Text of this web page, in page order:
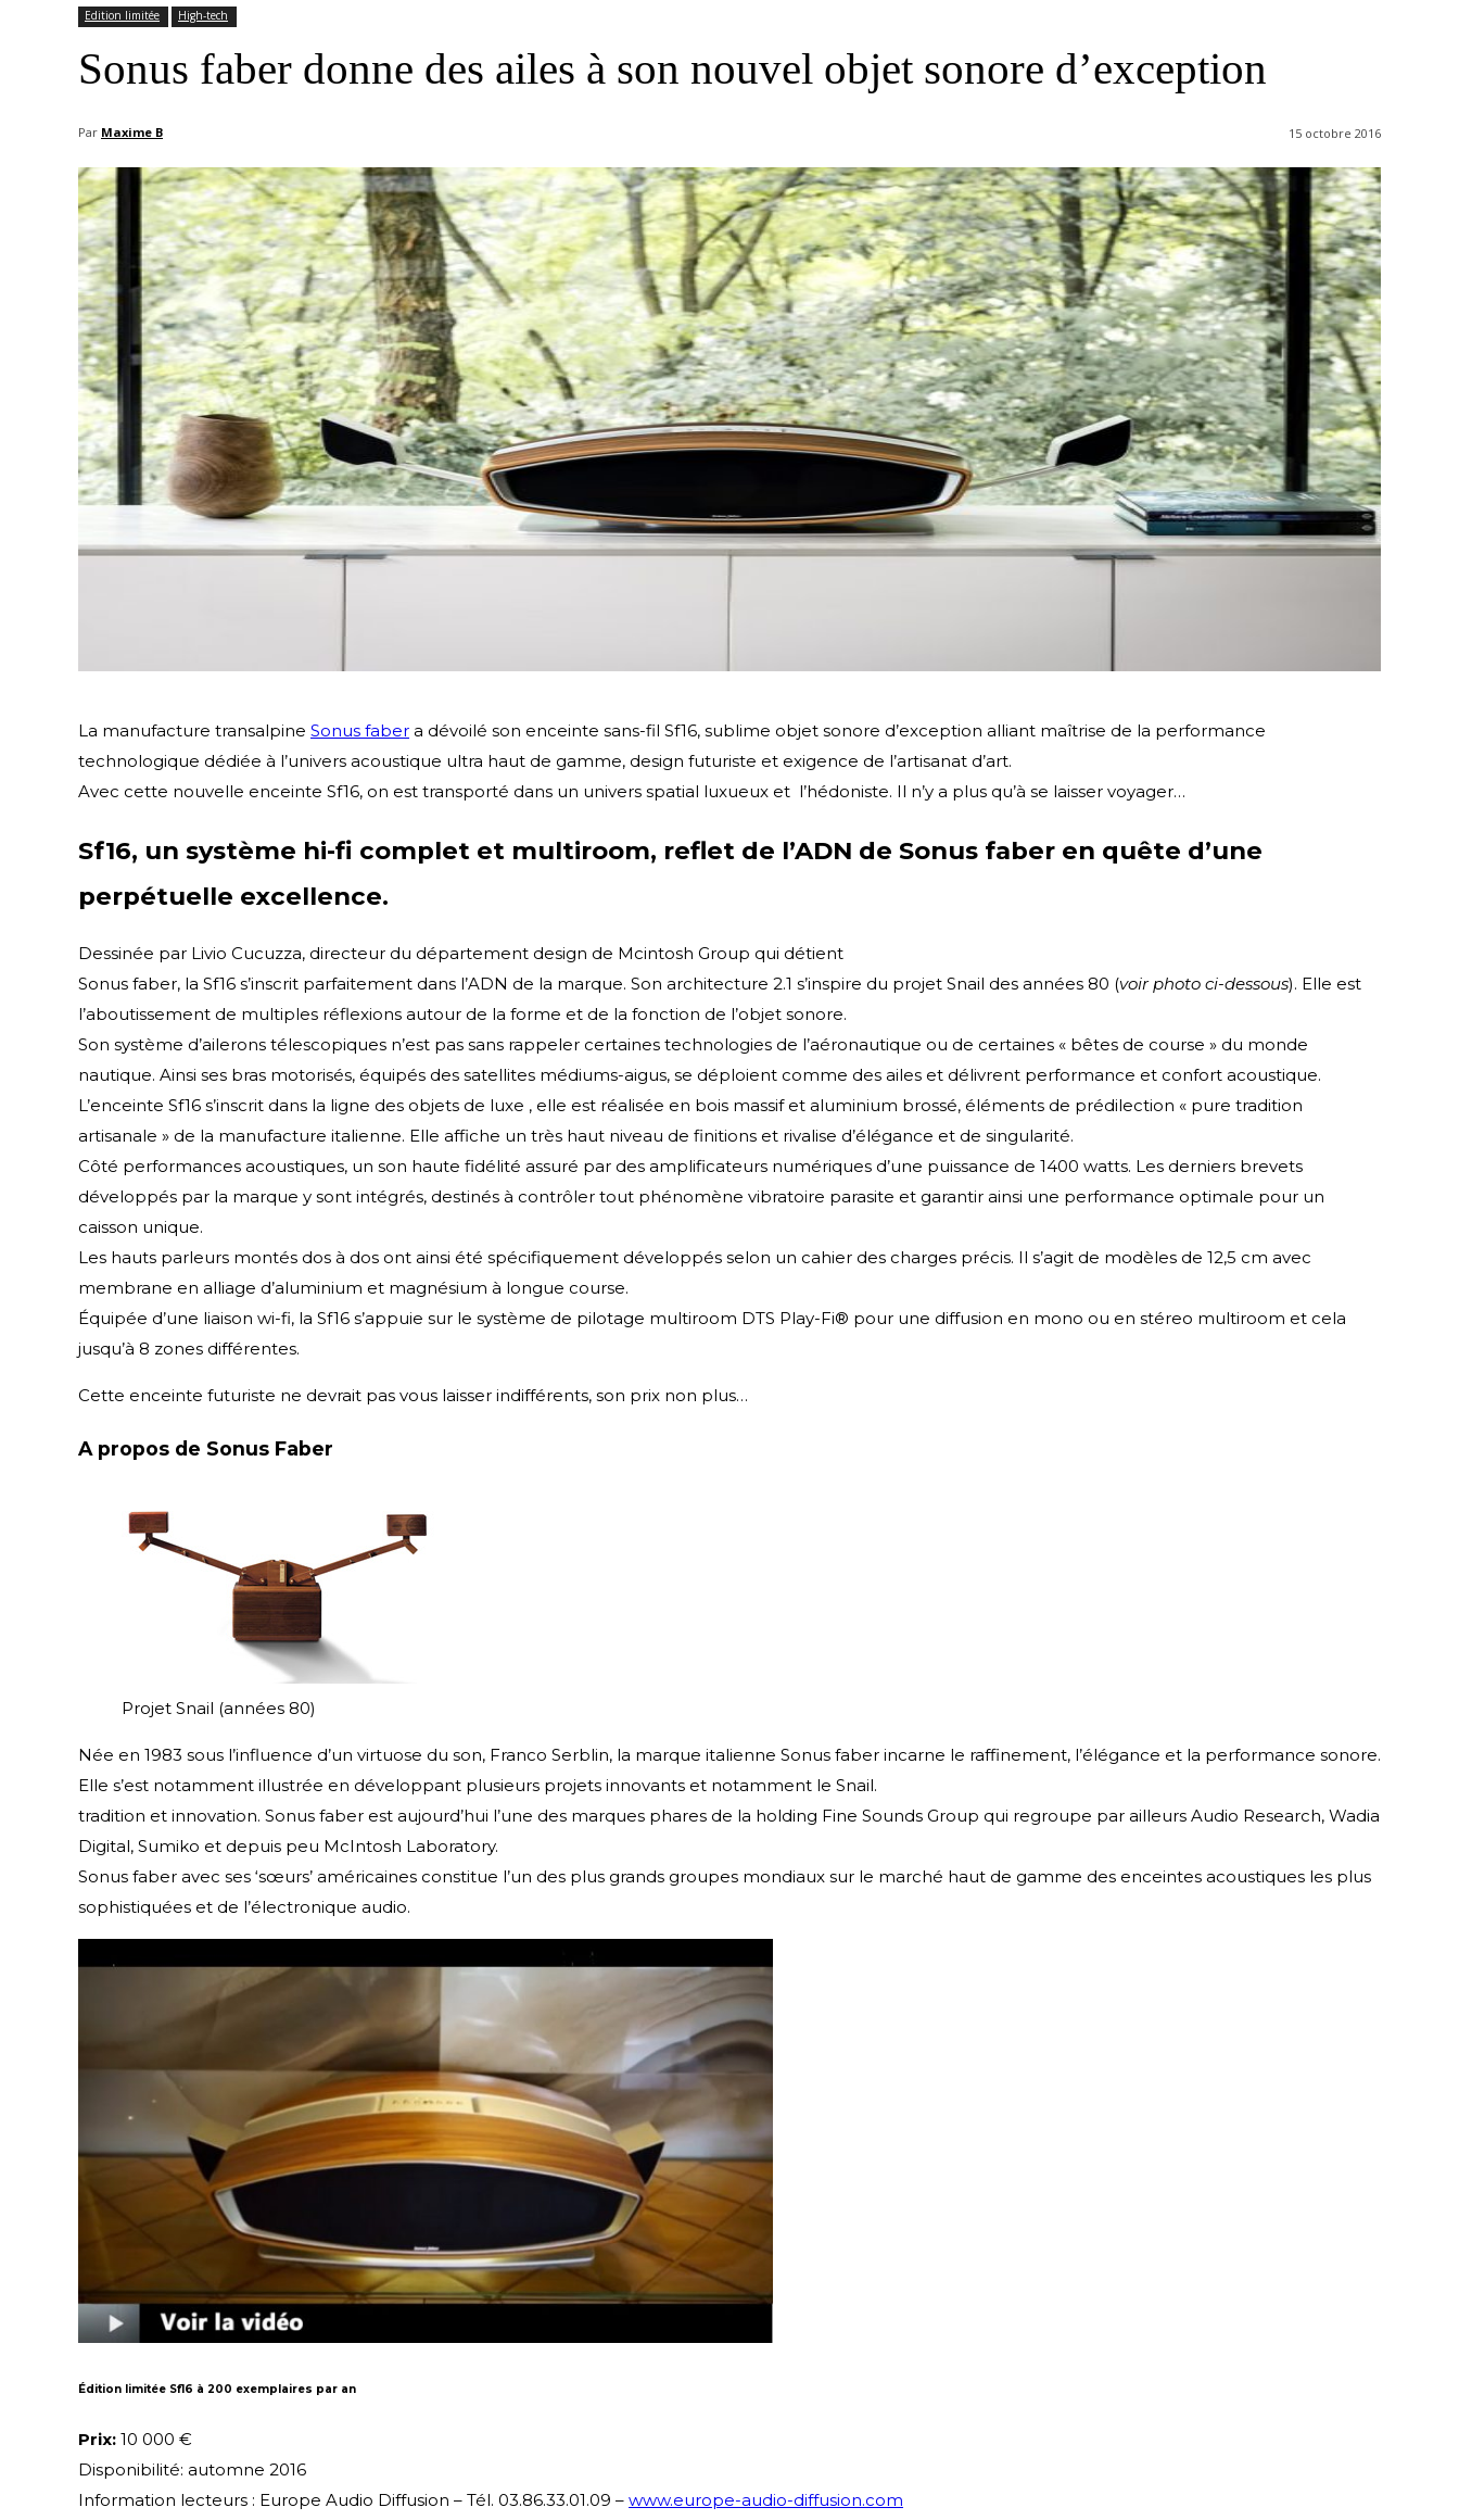
Edition limitée High-tech
Sonus faber donne des ailes à son nouvel objet sonore d’exception
Par Maxime B 15 octobre 2016
La manufacture transalpine Sonus faber a dévoilé son enceinte sans-fil Sf16, sublime objet sonore d’exception alliant maîtrise de la performance
technologique dédiée à l’univers acoustique ultra haut de gamme, design futuriste et exigence de l’artisanat d’art.
Avec cette nouvelle enceinte Sf16, on est transporté dans un univers spatial luxueux et l’hédoniste. Il n’y a plus qu’à se laisser voyager…
Sf16, un système hi-fi complet et multiroom, reflet de l’ADN de Sonus faber en quête d’une
perpétuelle excellence.
Dessinée par Livio Cucuzza, directeur du département design de Mcintosh Group qui détient
Sonus faber, la Sf16 s’inscrit parfaitement dans l’ADN de la marque. Son architecture 2.1 s’inspire du projet Snail des années 80 (voir photo ci-dessous). Elle est
l’aboutissement de multiples réflexions autour de la forme et de la fonction de l’objet sonore.
Son système d’ailerons télescopiques n’est pas sans rappeler certaines technologies de l’aéronautique ou de certaines « bêtes de course » du monde
nautique. Ainsi ses bras motorisés, équipés des satellites médiums-aigus, se déploient comme des ailes et délivrent performance et confort acoustique.
L’enceinte Sf16 s’inscrit dans la ligne des objets de luxe , elle est réalisée en bois massif et aluminium brossé, éléments de prédilection « pure tradition
artisanale » de la manufacture italienne. Elle affiche un très haut niveau de finitions et rivalise d’élégance et de singularité.
Côté performances acoustiques, un son haute fidélité assuré par des amplificateurs numériques d’une puissance de 1400 watts. Les derniers brevets
développés par la marque y sont intégrés, destinés à contrôler tout phénomène vibratoire parasite et garantir ainsi une performance optimale pour un
caisson unique.
Les hauts parleurs montés dos à dos ont ainsi été spécifiquement développés selon un cahier des charges précis. Il s’agit de modèles de 12,5 cm avec
membrane en alliage d’aluminium et magnésium à longue course.
Équipée d’une liaison wi-fi, la Sf16 s’appuie sur le système de pilotage multiroom DTS Play-Fi® pour une diffusion en mono ou en stéreo multiroom et cela
jusqu’à 8 zones différentes.
Cette enceinte futuriste ne devrait pas vous laisser indifférents, son prix non plus…
A propos de Sonus Faber
Projet Snail (années 80)
Née en 1983 sous l’influence d’un virtuose du son, Franco Serblin, la marque italienne Sonus faber incarne le raffinement, l’élégance et la performance sonore.
Elle s’est notamment illustrée en développant plusieurs projets innovants et notamment le Snail.
tradition et innovation. Sonus faber est aujourd’hui l’une des marques phares de la holding Fine Sounds Group qui regroupe par ailleurs Audio Research, Wadia
Digital, Sumiko et depuis peu McIntosh Laboratory.
Sonus faber avec ses ‘sœurs’ américaines constitue l’un des plus grands groupes mondiaux sur le marché haut de gamme des enceintes acoustiques les plus
sophistiquées et de l’électronique audio.
Édition limitée Sf16 à 200 exemplaires par an
Prix: 10 000 €
Disponibilité: automne 2016
Information lecteurs : Europe Audio Diffusion – Tél. 03.86.33.01.09 – www.europe-audio-diffusion.com